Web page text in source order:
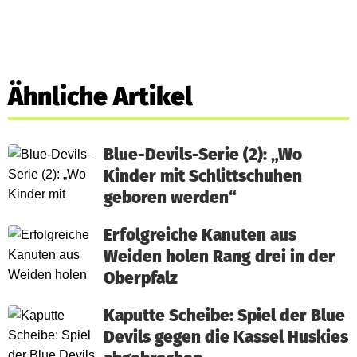
Ähnliche Artikel
Blue-Devils-Serie (2): „Wo
Kinder mit Schlittschuhen
geboren werden“
Erfolgreiche Kanuten aus
Weiden holen Rang drei in der
Oberpfalz
Kaputte Scheibe: Spiel der Blue
Devils gegen die Kassel Huskies